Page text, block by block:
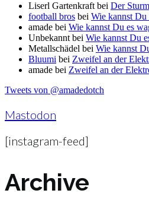
Liserl Gartenkraft bei Der
football bros bei Wie kannst Du
amade bei Wie kannst Du es
Unbekannt bei Wie kannst Du
Metallschädel bei Wie kannst
Bluumi bei Zweifel an der
amade bei Zweifel an der
Tweets von @amadedotch
Mastodon
[instagram-feed]
Archive